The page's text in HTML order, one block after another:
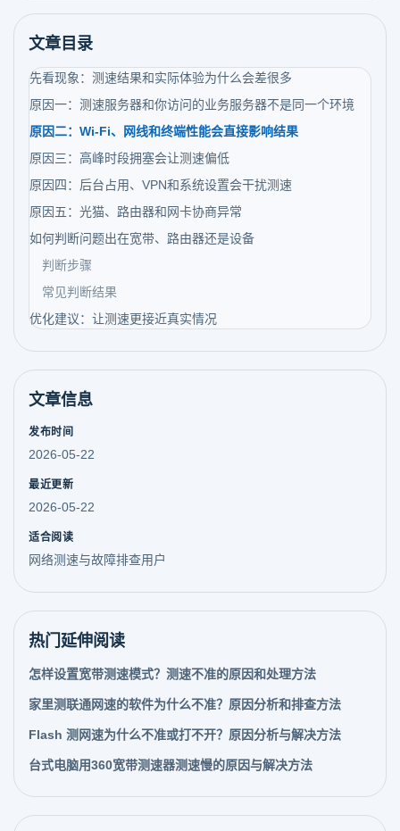
文章目录
先看现象：测速结果和实际体验为什么会差很多
原因一：测速服务器和你访问的业务服务器不是同一个环境
原因二：Wi-Fi、网线和终端性能会直接影响结果
原因三：高峰时段拥塞会让测速偏低
原因四：后台占用、VPN和系统设置会干扰测速
原因五：光猫、路由器和网卡协商异常
如何判断问题出在宽带、路由器还是设备
判断步骤
常见判断结果
优化建议：让测速更接近真实情况
文章信息
发布时间
2026-05-22
最近更新
2026-05-22
适合阅读
网络测速与故障排查用户
热门延伸阅读
怎样设置宽带测速模式？测速不准的原因和处理方法
家里测联通网速的软件为什么不准？原因分析和排查方法
Flash 测网速为什么不准或打不开？原因分析与解决方法
台式电脑用360宽带测速器测速慢的原因与解决方法